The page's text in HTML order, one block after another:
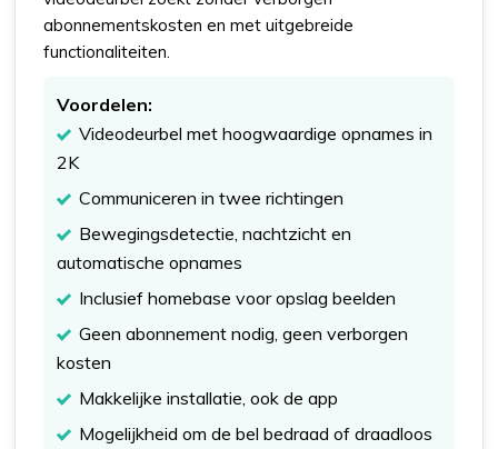
abonnementskosten en met uitgebreide
functionaliteiten.
Voordelen:
Videodeurbel met hoogwaardige opnames in
2K
Communiceren in twee richtingen
Bewegingsdetectie, nachtzicht en
automatische opnames
Inclusief homebase voor opslag beelden
Geen abonnement nodig, geen verborgen
kosten
Makkelijke installatie, ook de app
Mogelijkheid om de bel bedraad of draadloos